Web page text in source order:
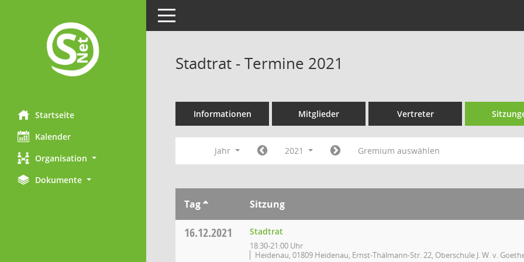
Startseite
Kalender
Organisation
Dokumente
Toggle navigation
Stadtrat - Termine 2021
Informationen Mitglieder Vertreter
Jahr 2021 Gremium auswählen
Tag Sitzung
16.12.2021 Stadtrat
18:30-21:00 Uhr
Heidenau, 01809 Heidenau, Ernst-Thälmann-Str. 22, Oberschule J. W. v.